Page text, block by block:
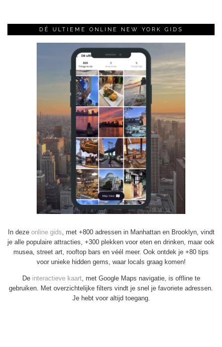
DÉ ULTIEME ONLINE NEW YORK GIDS
In deze online gids , met +800 adressen in Manhattan en Brooklyn, vindt
je alle populaire attracties, +300 plekken voor eten en drinken, maar ook
musea, street art, rooftop bars en véél meer. Ook ontdek je +80 tips
voor unieke hidden gems, waar locals graag komen!
De interactieve kaart, met Google Maps navigatie, is offline te
gebruiken. Met overzichtelijke filters vindt je snel je favoriete adressen.
Je hebt voor altijd toegang.